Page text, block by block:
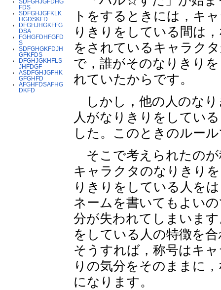
FDS
SDFGHJGFKLK
HGDSKFD
DFGHJHGKFFG
DSA
FGHGFDHFGFD
S
SDFGHGKFDJH
GFKFDS
DFGHJGKHFLS
JHFDGF
ASDFGHJGFHK
GFGHFD
AFGHFDSAFHG
DKFD
トをするときには，キ
りきりをしている間は
をされているキャラク
で，誰がそのなりきり
れていたからです。
しかし，他の人のなり
人がなりきりをしてい
した。このときのルー
そこで考えられたのが
キャラクタのなりきり
りきりをしている人を
ネームを書いてもよい
分が失われてしまいま
をしている人の特徴を
そうすれば，称号はキ
りの気分をそのままに
になります。